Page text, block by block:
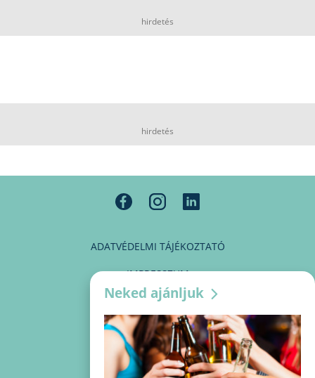
hirdetés
hirdetés
ADATVÉDELMI TÁJÉKOZTATÓ
IMPRESSZUM
MÉDIAAJÁNLAT
PARTNEREINK
KAPCSOLAT
Neked ajánljuk